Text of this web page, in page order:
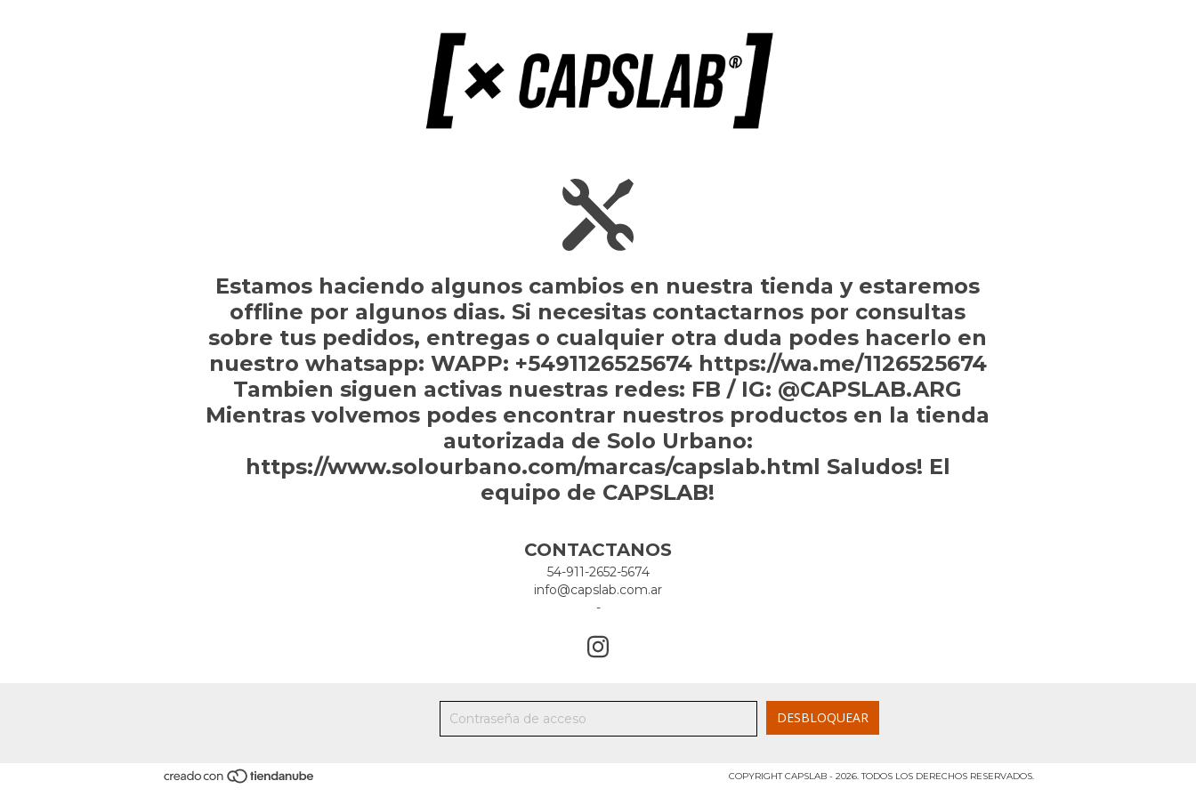
Estamos haciendo algunos cambios en nuestra tienda y estaremos
offline por algunos dias. Si necesitas contactarnos por consultas
sobre tus pedidos, entregas o cualquier otra duda podes hacerlo en
nuestro whatsapp: WAPP: +5491126525674 https://wa.me/1126525674
Tambien siguen activas nuestras redes: FB / IG: @CAPSLAB.ARG
Mientras volvemos podes encontrar nuestros productos en la tienda
autorizada de Solo Urbano:
https://www.solourbano.com/marcas/capslab.html Saludos! El
equipo de CAPSLAB!
CONTACTANOS
54-911-2652-5674
info@capslab.com.ar
-
COPYRIGHT CAPSLAB - 2026. TODOS LOS DERECHOS RESERVADOS.